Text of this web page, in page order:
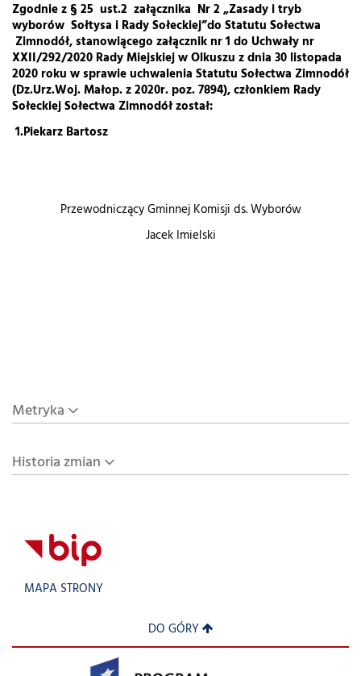
Zgodnie z § 25 ust.2 załącznika Nr 2 „Zasady i tryb
wyborów Sołtysa i Rady Sołeckiej”do Statutu Sołectwa
Zimnodół, stanowiącego załącznik nr 1 do Uchwały nr
XXII/292/2020 Rady Miejskiej w Olkuszu z dnia 30 listopada
2020 roku w sprawie uchwalenia Statutu Sołectwa Zimnodół
(Dz.Urz.Woj. Małop. z 2020r. poz. 7894), członkiem Rady
Sołeckiej Sołectwa Zimnodół został:
1.Piekarz Bartosz
Przewodniczący Gminnej Komisji ds. Wyborów
Jacek Imielski
Metryka
Historia zmian
MAPA STRONY
DO GÓRY